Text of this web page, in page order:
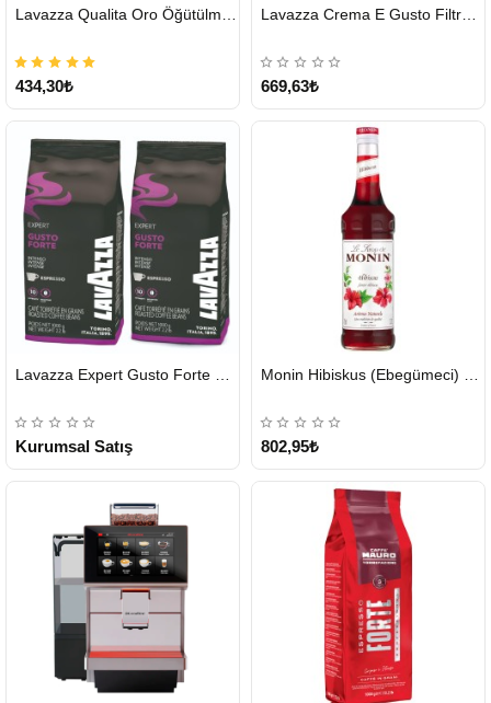
GÖNDERİ
434,30₺
GÖNDERİ
Lavazza Crema E Gusto Filtre Kahve 250 G X 2
669,63₺
GÖNDERİ
Kurumsal Satış
GÖNDERİ
802,95₺